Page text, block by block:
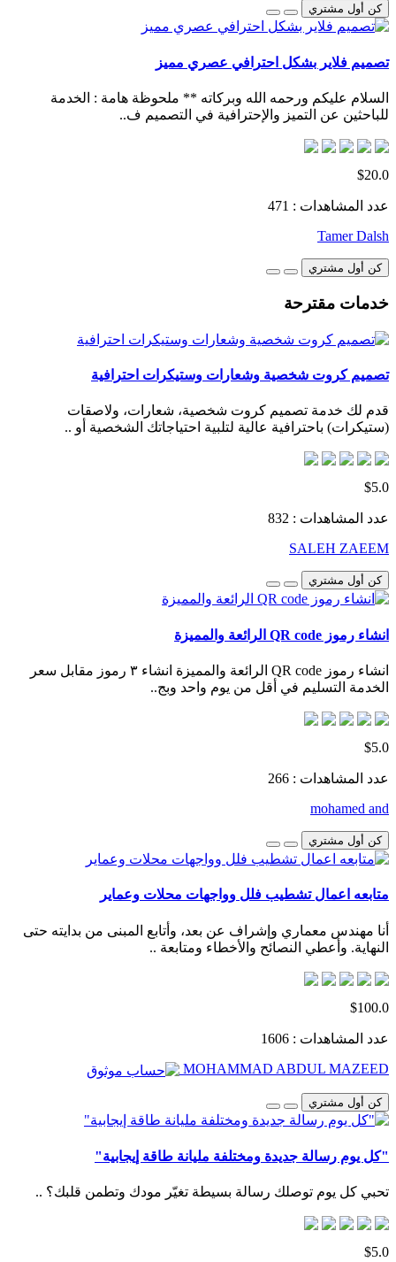
كن أول مشتري
تصميم فلاير بشكل احترافي عصري مميز
السلام عليكم ورحمه الله وبركاته ** ملحوظة هامة : الخدمة
للباحثين عن التميز والإحترافية في التصميم ف..
$20.0
عدد المشاهدات : 471
Tamer Dalsh
كن أول مشتري
خدمات مقترحة
تصميم كروت شخصية وشعارات وستيكرات احترافية
قدم لك خدمة تصميم كروت شخصية، شعارات، ولاصقات
(ستيكرات) باحترافية عالية لتلبية احتياجاتك الشخصية أو ..
$5.0
عدد المشاهدات : 832
SALEH ZAEEM
كن أول مشتري
انشاء رموز QR code الرائعة والمميزة
انشاء رموز QR code الرائعة والمميزة انشاء ٣ رموز مقابل سعر
الخدمة التسليم في أقل من يوم واحد وبج..
$5.0
عدد المشاهدات : 266
mohamed and
كن أول مشتري
متابعه اعمال تشطيب فلل وواجهات محلات وعماير
أنا مهندس معماري وإشراف عن بعد، وأتابع المبنى من بدايته حتى
النهاية. وأعطي النصائح والأخطاء ومتابعة ..
$100.0
عدد المشاهدات : 1606
MOHAMMAD ABDUL MAZEED
كن أول مشتري
"كل يوم رسالة جديدة ومختلفة مليانة طاقة إيجابية"
تحبي كل يوم توصلك رسالة بسيطة تغيّر مودك وتطمن قلبك؟ ..
$5.0